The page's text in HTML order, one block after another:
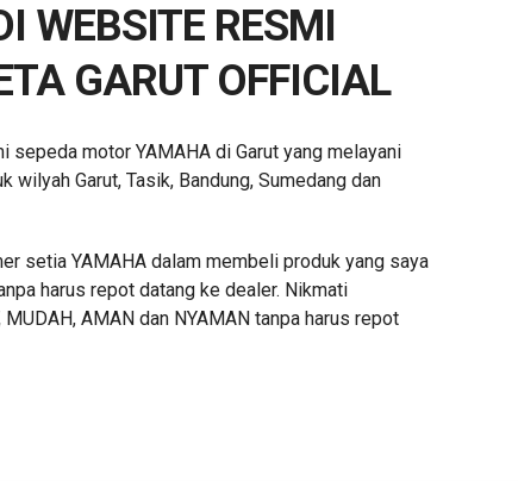
WEBSITE RESMI
GARUT OFFICIAL
sepeda motor YAMAHA di Garut yang melayani
wilyah Garut, Tasik, Bandung, Sumedang dan
setia YAMAHA dalam membeli produk yang saya
harus repot datang ke dealer. Nikmati
AMAN dan NYAMAN tanpa harus repot